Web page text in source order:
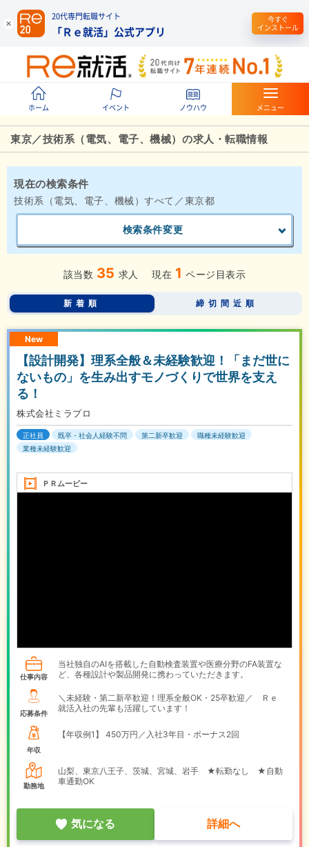
20代専門転職サイト
「Ｒｅ就活」公式アプリ
今すぐ
インストール
ホーム イベント ノウハウ メニュー
東京／技術系（電気、電子、機械）の求人・転職情報
現在の検索条件
技術系（電気、電子、機械）すべて／東京都
検索条件変更
該当数 35 求人 現在 1 ページ目表示
新着順 締切間近順
New
【設計開発】理系全般＆未経験歓迎！「まだ世に
ないもの」を生み出すモノづくりで世界を支え
る！
株式会社ミラプロ
正社員 既卒・社会人経験不問 第二新卒歓迎
職種未経験歓迎
業種未経験歓迎
ＰＲムービー
仕事内容
当社独自のAIを搭載した自動検査装置や医療分野のFA装置な
ど、各種設計や製品開発に携わっていただきます。
応募条件
＼未経験・第二新卒歓迎！理系全般OK・25卒歓迎／ Ｒｅ
就活入社の先輩も活躍しています！
年収
【年収例1】 450万円／入社3年目・ボーナス2回
勤務地
山梨、東京八王子、茨城、宮城、岩手 ★転勤なし ★自動
車通勤OK
気になる 詳細へ